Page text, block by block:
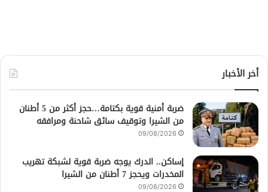
أخر الأخبار
ضربة أمنية قوية بكتامة…حجز أكثر من 5 أطنان
من الشيرا وتوقيف سائق شاحنة ومرافقه
09/08/2026
إساكن.. الدرك يوجه ضربة قوية لشبكة تهريب
المخدرات ويحجز 7 أطنان من الشيرا
09/08/2026